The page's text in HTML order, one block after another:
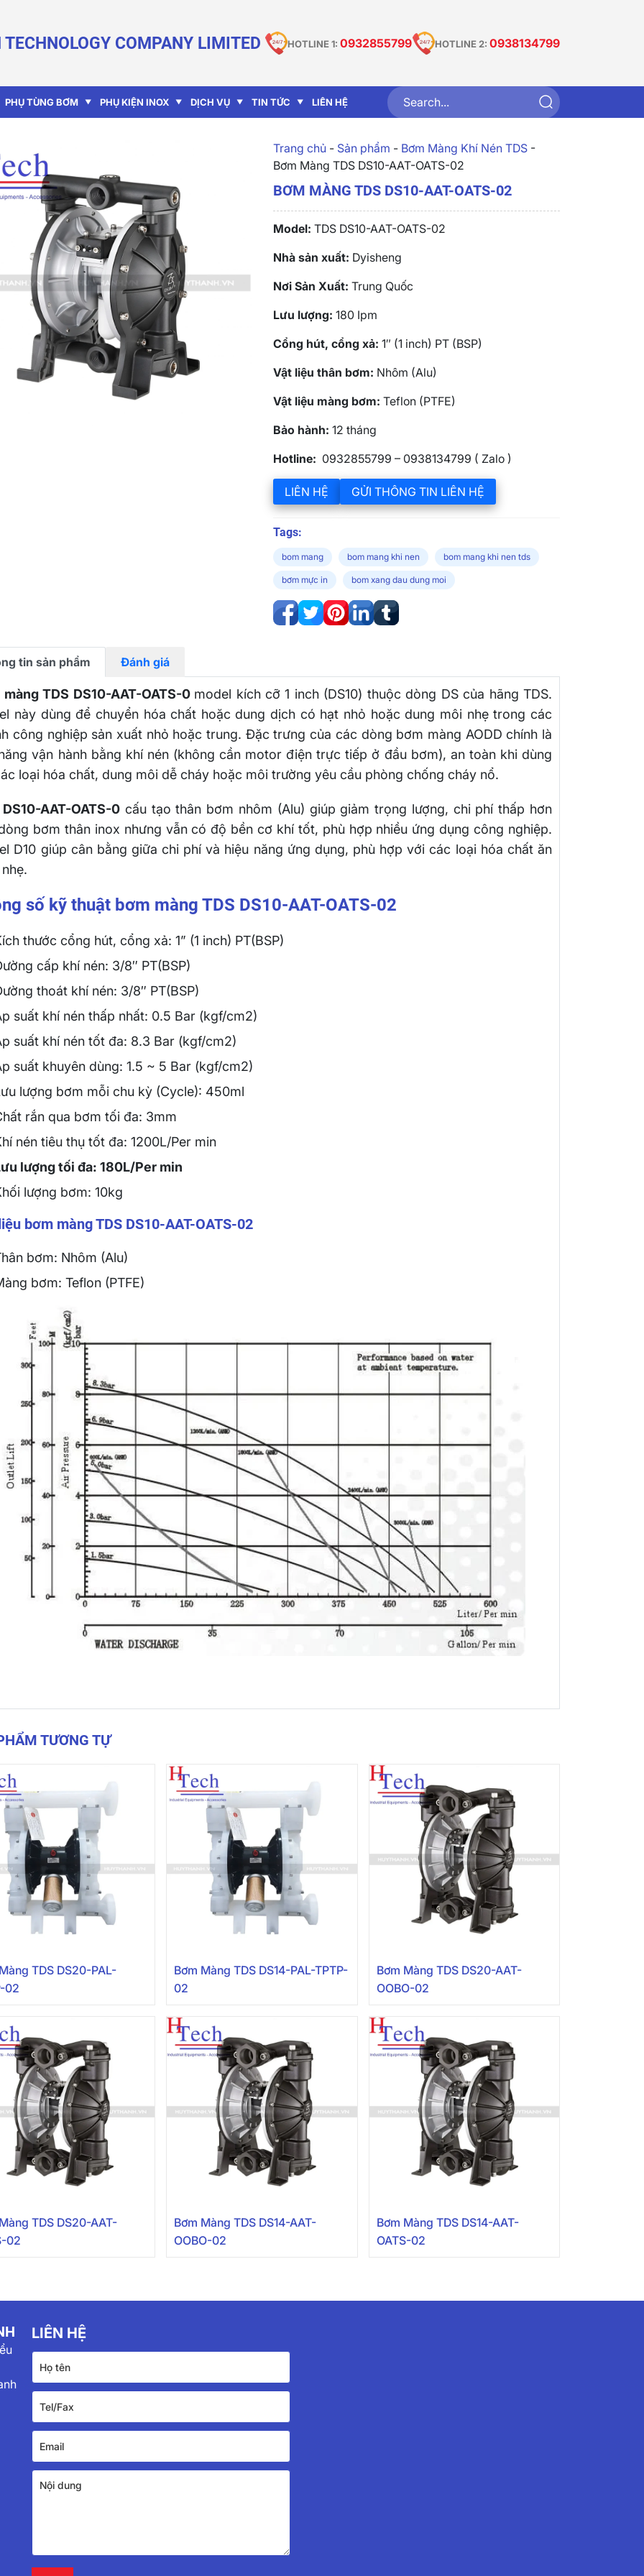
COMPANY LIMITED HOTLINE 1: 0932855799 HOTLINE 2: 0938134799
PHỤ TÙNG BƠM PHỤ KIỆN INOX DỊCH VỤ TIN TỨC LIÊN HỆ
Trang chủ- Sản phẩm - Bơm Màng Khí Nén TDS-
Bơm Màng TDS DS10-AAT-OATS-02
BƠM MÀNG TDS DS10-AAT-OATS-02
Model: TDS DS10-AAT-OATS-02
Nhà sản xuất: Dyisheng
Nơi Sản Xuất: Trung Quốc
Lưu lượng: 180 Ipm
Cổng hút, cổng xả: 1″ (1 inch) PT (BSP)
Vật liệu thân bơm: Nhôm (Alu)
Vật liệu màng bơm: Teflon (PTFE)
Bảo hành: 12 tháng
Hotline: 0932855799 – 0938134799 ( Zalo )
LIÊN HỆ GỬI THÔNG TIN LIÊN HỆ
Tags:
bom mang bom mang khi nen bom mang khi nen tds
bơm mực in bom xang dau dung moi
tin sản phẩm Đánh giá
màng TDS DS10-AAT-OATS-0 model kích cỡ 1 inch (DS10) thuộc dòng DS của hãng TDS.
này dùng để chuyển hóa chất hoặc dung dịch có hạt nhỏ hoặc dung môi nhẹ trong các
công nghiệp sản xuất nhỏ hoặc trung. Đặc trưng của các dòng bơm màng AODD chính là
vận hành bằng khí nén (không cần motor điện trực tiếp ở đầu bơm), an toàn khi dùng
loại hóa chất, dung môi dễ cháy hoặc môi trường yêu cầu phòng chống cháy nổ.
AAT-OATS-0 cấu tạo thân bơm nhôm (Alu) giúp giảm trọng lượng, chi phí thấp hơn
bơm thân inox nhưng vẫn có độ bền cơ khí tốt, phù hợp nhiều ứng dụng công nghiệp.
D10 giúp cân bằng giữa chi phí và hiệu năng ứng dụng, phù hợp với các loại hóa chất ăn
số kỹ thuật bơm màng TDS DS10-AAT-OATS-02
thước cổng hút, cổng xả: 1” (1 inch) PT(BSP)
cấp khí nén: 3/8″ PT(BSP)
thoát khí nén: 3/8″ PT(BSP)
suất khí nén thấp nhất: 0.5 Bar (kgf/cm2)
suất khí nén tốt đa: 8.3 Bar (kgf/cm2)
suất khuyên dùng: 1.5 ~ 5 Bar (kgf/cm2)
lượng bơm mỗi chu kỳ (Cycle): 450ml
rắn qua bơm tối đa: 3mm
nén tiêu thụ tốt đa: 1200L/Per min
lượng tối đa: 180L/Per min
lượng bơm: 10kg
bơm màng TDS DS10-AAT-OATS-02
bơm: Nhôm (Alu)
bơm: Teflon (PTFE)
TƯƠNG TỰ
TDS DS20-PAL-
02
Bơm Màng TDS DS14-PAL-TPTP-
02
Bơm Màng TDS DS20-AAT-
OOBO-02
TDS DS20-AAT-
02
Bơm Màng TDS DS14-AAT-
OOBO-02
Bơm Màng TDS DS14-AAT-
OATS-02
LIÊN HỆ